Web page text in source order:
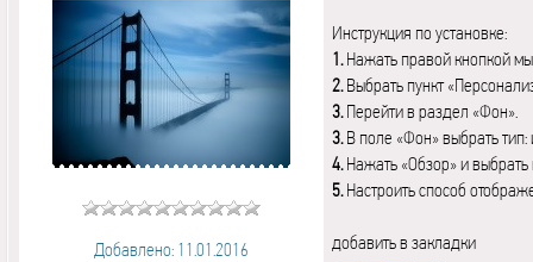
Добавлено: 11.01.2016
Инструкция по установке:
1.Нажать правой кнопкой
2.Выбрать пункт
3.Перейти в раздел «Фон».
3.В поле «Фон» выбрать
4.Нажать «Обзор» и выбрать
5.Настроить способ
добавить в закладки